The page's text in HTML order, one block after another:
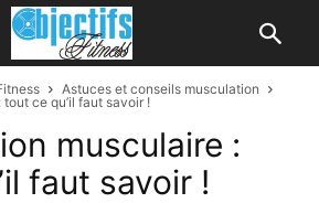
Astuces et conseils musculation
ce qu’il faut savoir !
musculaire :
faut savoir !